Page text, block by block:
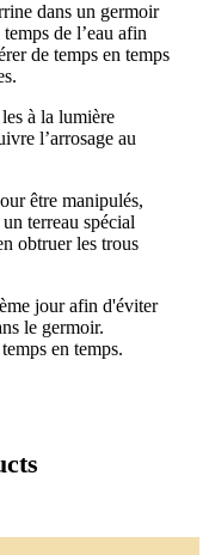
dans un germoir
de l’eau afin
de temps en temps
à la lumière
l’arrosage au
être manipulés,
terreau spécial
obtruer les trous
jour afin d'éviter
le germoir.
en temps.